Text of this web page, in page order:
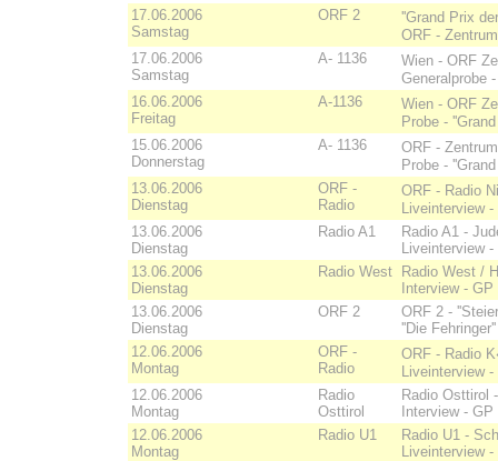
17.06.2006
Samstag
ORF 2
''Grand Prix
ORF -
17.06.2006
Samstag
A- 1136
Wien - ORF
Generalprobe
16.06.2006
Freitag
A-1136
Wien - ORF
Probe -
15.06.2006
Donnerstag
A- 1136
ORF -
Probe -
13.06.2006
Dienstag
ORF -
Radio
ORF - Radio
Liveinterview
13.06.2006
Dienstag
Radio A1
Radio A1 -
Liveinterview
13.06.2006
Dienstag
Radio West
Radio West /
Interview -
13.06.2006
Dienstag
ORF 2
ORF 2 -
''Die
12.06.2006
Montag
ORF -
Radio
ORF - Radio
Liveinterview
12.06.2006
Montag
Radio
Osttirol
Radio Osttirol
Interview -
12.06.2006
Montag
Radio U1
Radio U1 -
Liveinterview